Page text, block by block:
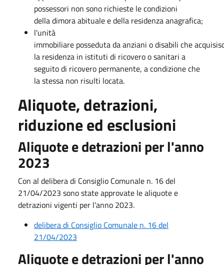
possessori non sono richieste le condizioni
della dimora abituale e della residenza anagrafica;
l'unità
immobiliare posseduta da anziani o disabili che
la residenza in istituti di ricovero o sanitari a
seguito di ricovero permanente, a condizione che
la stessa non risulti locata.
Aliquote, detrazioni,
riduzione ed esclusioni
Aliquote e detrazioni per l'anno
2023
Con al delibera di Consiglio Comunale n. 16 del
21/04/2023 sono state approvate le aliquote e
detrazioni vigenti per l'anno 2023.
delibera di Consiglio Comunale n. 16 del
21/04/2023
Aliquote e detrazioni per l'anno